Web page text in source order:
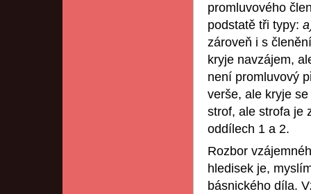
promluvového
podstatě tři typy:
zároveň i s
kryje navzájem,
není promluvový
verše, ale kryje
strof, ale strofa je
oddílech 1 a 2.
Rozbor
hledisek je,
básnického díla.